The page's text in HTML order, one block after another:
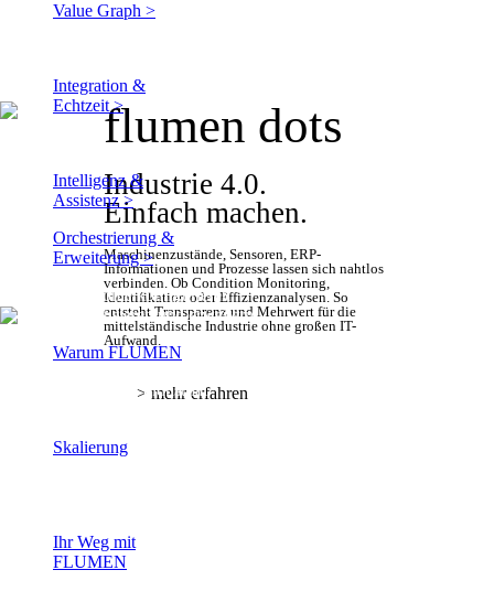
Value Graph >
Integration &
Echtzeit >
Intelligenz &
Assistenz >
Orchestrierung &
Erweiterung >
Wertströme konfigurieren,
automatisieren und erweitern.
Warum FLUMEN
Engineering Industrial
Skalierung
Ihr Weg mit
FLUMEN
flumen dots
Industrie 4.0.
Einfach machen.
Maschinenzustände, Sensoren, ERP-
Informationen und Prozesse lassen sich nahtlos
verbinden. Ob Condition Monitoring,
Identifikation oder Effizienzanalysen. So
entsteht Transparenz und Mehrwert für die
mittelständische Industrie ohne großen IT-
Aufwand.
> mehr erfahren